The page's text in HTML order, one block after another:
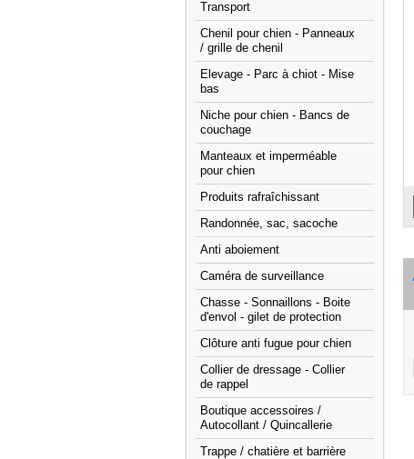
Transport
Chenil pour chien - Panneaux
/ grille de chenil
Elevage - Parc à chiot - Mise
bas
Niche pour chien - Bancs de
couchage
Manteaux et imperméable
pour chien
Produits rafraîchissant
Randonnée, sac, sacoche
Anti aboiement
Caméra de surveillance
Chasse - Sonnaillons - Boite
d'envol - gilet de protection
Clôture anti fugue pour chien
Collier de dressage - Collier
de rappel
Boutique accessoires /
Autocollant / Quincallerie
Trappe / chatière et barrière